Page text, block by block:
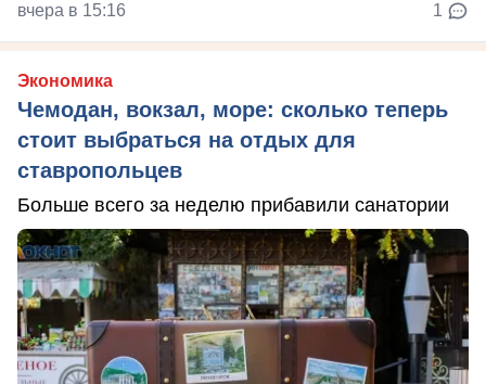
вчера в 15:16 1
Экономика
Чемодан, вокзал, море: сколько теперь
стоит выбраться на отдых для
ставропольцев
Больше всего за неделю прибавили санатории